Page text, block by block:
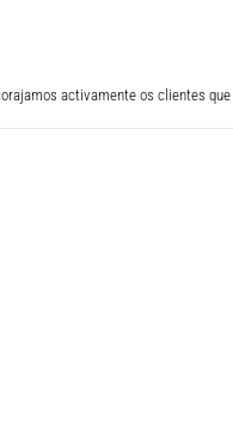
activamente os clientes